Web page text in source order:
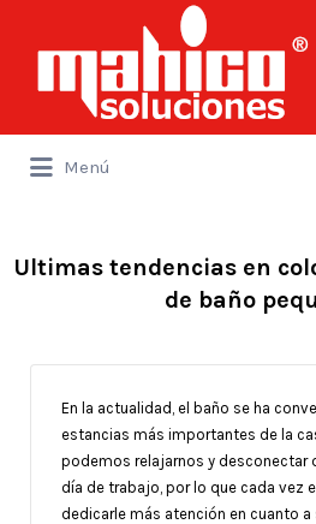
por:
Menú
por:
Ultimas tendencias en
de baño
En la actualidad, el baño se ha
estancias más importantes de la
podemos relajarnos y desconectar
día de trabajo, por lo que cada vez
dedicarle más atención en cuanto